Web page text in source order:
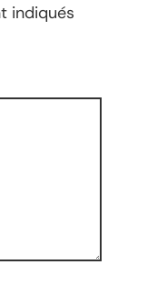
indiqués